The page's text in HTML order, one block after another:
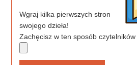
Wgraj kilka pierwszych stron
swojego dzieła!
Zachęcisz w ten sposób czytelników